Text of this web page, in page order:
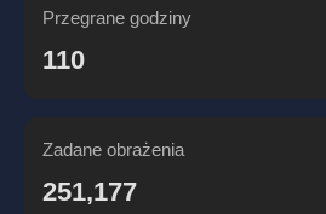
Przegrane godziny
110
Zadane obrażenia
251,177